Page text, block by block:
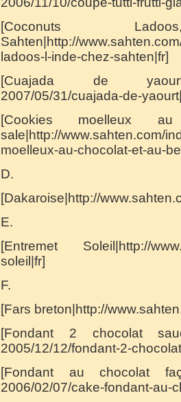
[Coconuts
Sahten|http://
ladoos-l-inde-chez-sahten|fr]
[Cuajada de
2007/05/31/cuajada-de-
[Cookies moelleux
sale|http://www.sahten.com/
moelleux-au-chocolat-et-au-
D.
[Dakaroise|http://
E.
[Entremet Soleil|http://
soleil|fr]
F.
[Fars breton|http://
[Fondant 2 chocolat
2005/12/12/fondant-2-
[Fondant au chocolat
2006/02/07/cake-fondant-au-